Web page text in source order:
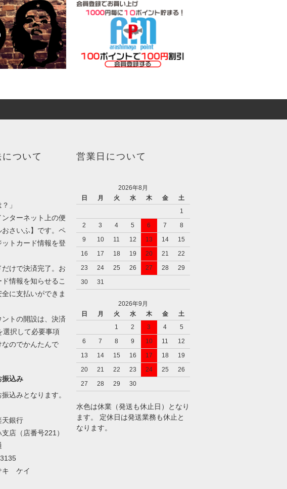
ついて
」
ターネット上の便
さいふ】です。ペ
トカード情報を登
けで決済完了。お
情報を知らせるこ
に支払いができま
トの開設は、決済
選択して必要事項
のでかんたんで
振込み
込みとなります。
天銀行
店（店番号221）
キ ケイ
営業日について
2026年8月
日
月 火 水 木 金
土
1
2
3 4 5 6 7
8
9
10 11 12 13 14
15
16
17 18 19 20 21
22
23
24 25 26 27 28
29
30
31
2026年9月
日
月 火 水 木 金
土
1
2 3 4
5
6
7 8 9 10 11
12
13
14 15 16 17 18
19
20
21 22 23 24 25
26
27
28 29 30
水色は休業（発送も休止日）となり
ます。 定休日は発送業務も休止と
なります。